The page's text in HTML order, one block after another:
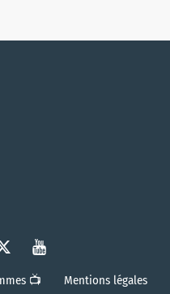
📺
Mentions légales